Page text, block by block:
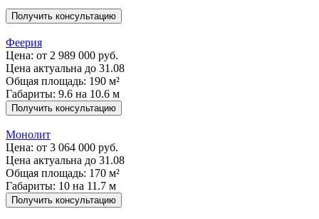
Получить консультацию
Феерия
Цена: от 2 989 000 руб.
Цена актуальна до 31.08
Общая площадь: 190 м²
Габариты: 9.6 на 10.6 м
Получить консультацию
Монолит
Цена: от 3 064 000 руб.
Цена актуальна до 31.08
Общая площадь: 170 м²
Габариты: 10 на 11.7 м
Получить консультацию